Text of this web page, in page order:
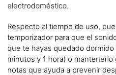
electrodoméstico.
Respecto al tiempo de uso,
temporizador para que el
que te hayas quedado
minutos y 1 hora) o
notas que ayuda a prevenir